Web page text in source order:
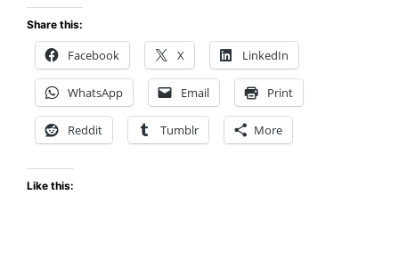
julio
Share this:
Facebook X LinkedIn
WhatsApp Email Print
Reddit Tumblr More
Like this: